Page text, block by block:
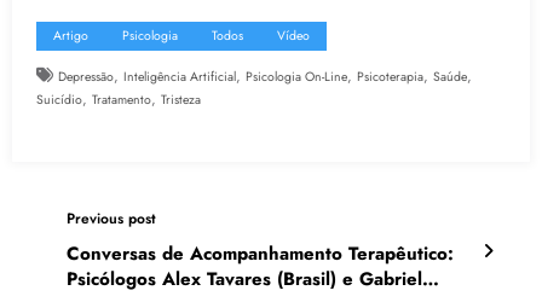
Artigo Psicologia Todos Vídeo
Depressão, Inteligência Artificial, Psicologia On-Line, Psicoterapia, Saúde,
Suicídio, Tratamento, Tristeza
Previous post
Conversas de Acompanhamento Terapêutico:
Psicólogos Alex Tavares (Brasil) e Gabriel